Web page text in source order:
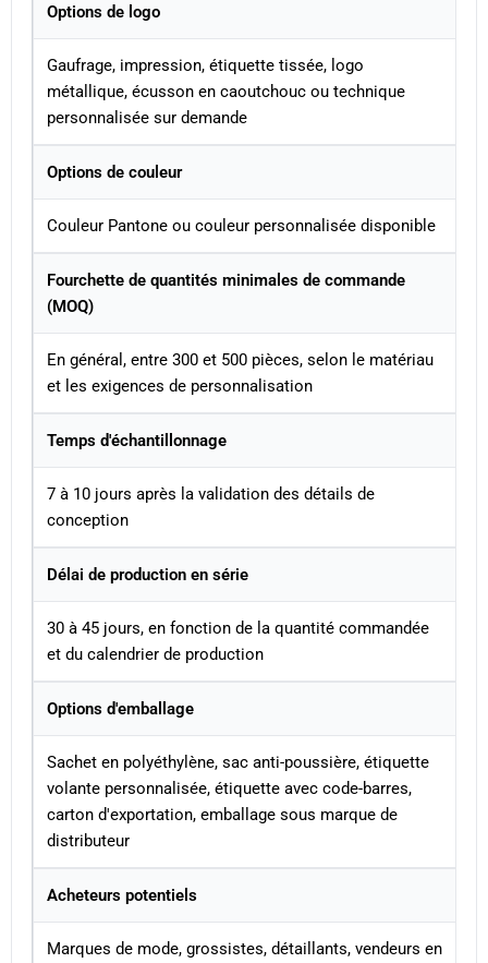
Options de logo
Gaufrage, impression, étiquette tissée, logo
métallique, écusson en caoutchouc ou technique
personnalisée sur demande
Options de couleur
Couleur Pantone ou couleur personnalisée disponible
Fourchette de quantités minimales de commande
(MOQ)
En général, entre 300 et 500 pièces, selon le matériau
et les exigences de personnalisation
Temps d'échantillonnage
7 à 10 jours après la validation des détails de
conception
Délai de production en série
30 à 45 jours, en fonction de la quantité commandée
et du calendrier de production
Options d'emballage
Sachet en polyéthylène, sac anti-poussière, étiquette
volante personnalisée, étiquette avec code-barres,
carton d'exportation, emballage sous marque de
distributeur
Acheteurs potentiels
Marques de mode, grossistes, détaillants, vendeurs en